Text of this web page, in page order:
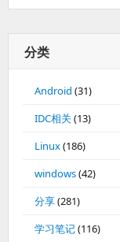
分类
Android (31)
IDC相关(13)
Linux(186)
windows(42)
分享(281)
学习笔记(116)